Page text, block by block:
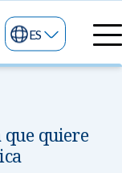
ES
quiere